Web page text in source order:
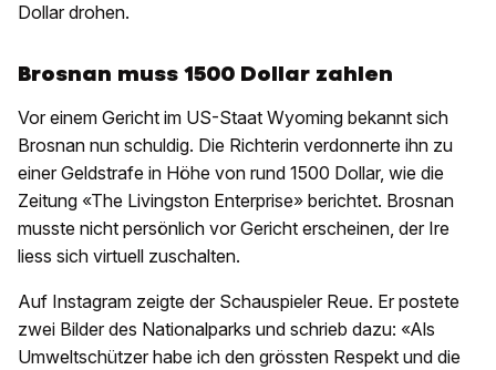
Dollar drohen.
Brosnan muss 1500 Dollar zahlen
Vor einem Gericht im US-Staat Wyoming bekannt sich
Brosnan nun schuldig. Die Richterin verdonnerte ihn zu
einer Geldstrafe in Höhe von rund 1500 Dollar, wie die
Zeitung «The Livingston Enterprise» berichtet. Brosnan
musste nicht persönlich vor Gericht erscheinen, der Ire
liess sich virtuell zuschalten.
Auf Instagram zeigte der Schauspieler Reue. Er postete
zwei Bilder des Nationalparks und schrieb dazu: «Als
Umweltschützer habe ich den grössten Respekt und die